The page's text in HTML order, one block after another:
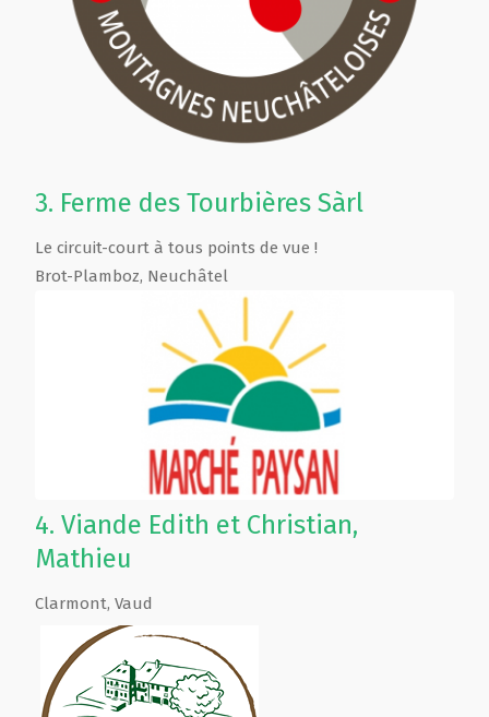
3. Ferme des Tourbières Sàrl
Le circuit-court à tous points de vue !
Brot-Plamboz, Neuchâtel
4. Viande Edith et Christian,
Mathieu
Clarmont, Vaud